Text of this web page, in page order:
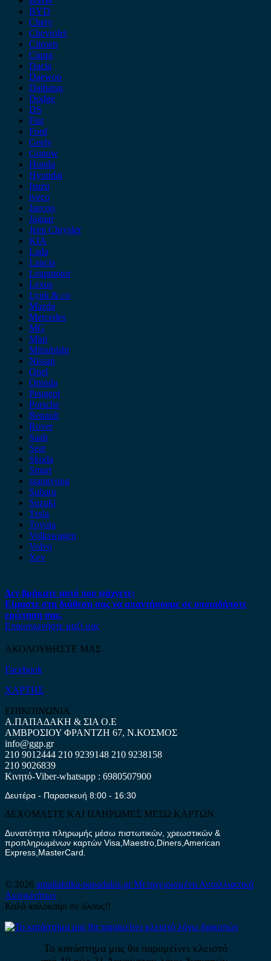
BYD
Chery
Chevrolet
Citroen
Cupra
Dacia
Daewoo
Daihatsu
Dodge
DS
Fiat
Ford
Geely
Gonow
Honda
Hyundai
Isuzu
iveco
Jaecoo
Jaguar
Jeep Chrysler
KIA
Lada
Lancia
Leapmotor
Lexus
Lynk & co
Mazda
Mercedes
MG
Mini
Mitsubishi
Nissan
Opel
Omoda
Peugeot
Porsche
Renault
Rover
Saab
Seat
Skoda
Smart
ssangyong
Subaru
Suzuki
Tesla
Toyota
Volkswagen
Volvo
Xev
Δεν βρήκατε αυτό που ψάχνετε;
Είμαστε στη διάθεση σας να απαντήσουμε σε οποιαδήποτε
ερώτηση σας.
Επικοινωνήστε μαζί μας
ΑΚΟΛΟΥΘΗΣΤΕ ΜΑΣ
Facebook
ΧΑΡΤΗΣ
ΕΠΙΚΟΙΝΩΝΙΑ
Α.ΠΑΠΑΔΑΚΗ & ΣΙΑ Ο.Ε
ΑΜΒΡΟΣΙΟΥ ΦΡΑΝΤΖΗ 67, Ν.ΚΟΣΜΟΣ
info@ggp.gr
210 9012444 210 9239148 210 9238158
210 9026839
Κινητό-Viber-whatsapp : 6980507900
Δευτέρα - Παρασκευή 8:00 - 16:30
ΔΕΧΟΜΑΣΤΕ ΚΑΙ ΠΛΗΡΩΜΕΣ ΜΕΣΩ ΚΑΡΤΩΝ
Δυνατότητα πληρωμής μέσω πιστωτικών, χρεωστικών &
προπληρωμένων καρτών Visa,Maestro,Diners,American
Express,MasterCard.
© 2026 antallaktika-papadakis.grΜεταχειρισμένα Ανταλλακτικά
Αυτοκινήτων
Καλό καλοκαίρι σε όλους!!
Το κατάστημα μας θα παραμείνει κλειστό